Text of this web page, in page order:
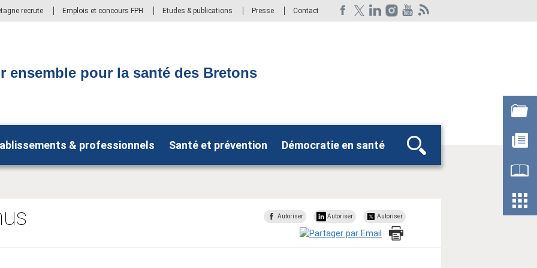
recrute Emplois et concours FPH Etudes & publications Presse Contact
ensemble pour la santé des Bretons
& professionnels Santé et prévention Démocratie en santé
Rechercher
Autoriser Autoriser Autoriser